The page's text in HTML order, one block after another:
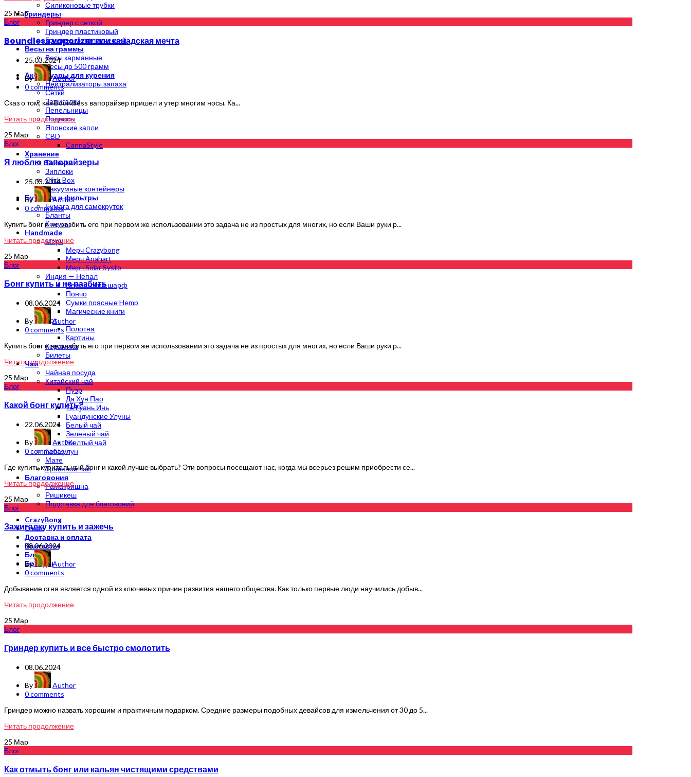
Силиконовые трубки
Гриндеры
Гриндер с сеткой
Гриндер пластиковый
Гриндер металлический
Весы на граммы
Весы карманные
Весы до 500 грамм
Аксессуары для курения
Нейтрализаторы запаха
Сетки
Зажигалки
Пепельницы
Подносы
Японские капли
CBD
CannaStyle
Хранение
Тайники
Зиплоки
Click Box
Вакуумные контейнеры
Бумажки и фильтры
Бумага для самокруток
Бланты
Конусы
Handmade
Мерч
Мерч Crazybong
Мерч Anahart
Мерч Solar Systo
Индия — Непал
Непальский шарф
Пончо
Сумки поясные Hemp
Магические книги
Арт
Полотна
Картины
Керамика
Билеты
Чай
Чайная посуда
Китайский чай
Пуэр
Да Хун Пао
Те Гуань Инь
Гуандунские Улуны
Белый чай
Зеленый чай
Желтый чай
Габа улун
Мате
Травяной чай
Благовония
Рамакришна
Ришикеш
Подставка для благовоний
CrazyBong
О нас
Доставка и оплата
Контакты
Блог
Бренды
25 Мар
Блог
Boundless vaporizer или канадская мечта
25.03.2024
By
Author
0comments
Сказ о том, как Boundless вапорайзер пришел и утер многим носы. Ка...
Читать продолжение
25 Мар
Блог
Я люблю вапорайзеры
25.03.2024
By
Author
0comments
Купить бонг и не разбить его при первом же использовании это задача не из простых для многих, но если Ваши руки р...
Читать продолжение
25 Мар
Блог
Бонг купить и не разбить
08.06.2024
By
Author
0comments
Купить бонг и не разбить его при первом же использовании это задача не из простых для многих, но если Ваши руки р...
Читать продолжение
25 Мар
Блог
Какой бонг купить?
22.06.2024
By
Author
0comments
Где купить курительный бонг и какой лучше выбрать? Эти вопросы посещают нас, когда мы всерьез решим приобрести се...
Читать продолжение
25 Мар
Блог
Зажигалку купить и зажечь
08.06.2024
By
Author
0comments
Добывание огня является одной из ключевых причин развития нашего общества. Как только первые люди научились добыв...
Читать продолжение
25 Мар
Блог
Гриндер купить и все быстро смолотить
08.06.2024
By
Author
0comments
Гриндер можно назвать хорошим и практичным подарком. Средние размеры подобных девайсов для измельчения от 30 до 5...
Читать продолжение
25 Мар
Блог
Как отмыть бонг или кальян чистящими средствами